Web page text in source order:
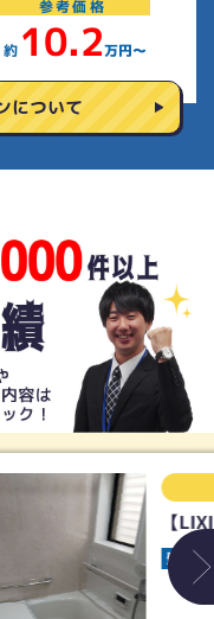
参考価格
約 10.2万円〜
について
お風呂・浴室
】UB リデア
125 万円
消費税、諸経費含む